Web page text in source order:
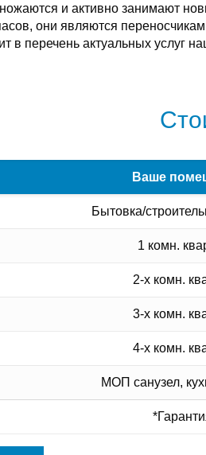
и активно занимают
они являются
в перечень актуальных услуг
Ваше
Бытовка/
1 комн.
2-х комн.
3-х комн.
4-х комн.
МОП санузел,